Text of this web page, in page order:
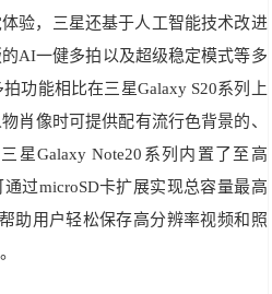
验，三星还基于人工智能技术改进
AI一健多拍以及超级稳定模式等多
功能相比在三星Galaxy S20系列上
肖像时可提供配有流行色背景的、
星Galaxy Note20系列内置了至高
过microSD卡扩展实现总容量最高
助用户轻松保存高分辨率视频和照